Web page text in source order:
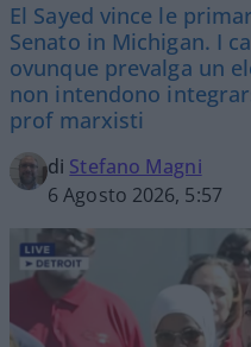
El Sayed vince le
Senato in Michigan. I
ovunque prevalga un
non intendono
prof marxisti
di Stefano Magni
6 Agosto 2026, 5:57